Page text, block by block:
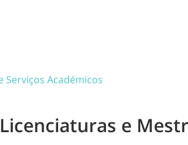
Serviços Académicos
e